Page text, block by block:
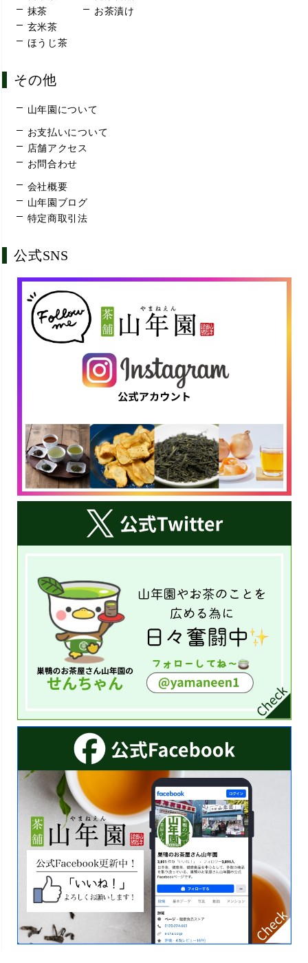
抹茶
玄米茶
ほうじ茶
お茶漬け
その他
山年園について
お支払いについて
店舗アクセス
お問合わせ
会社概要
山年園ブログ
特定商取引法
公式SNS